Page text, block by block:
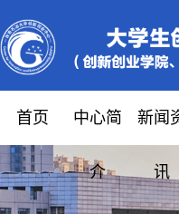
首页 中心简
介
新闻
讯